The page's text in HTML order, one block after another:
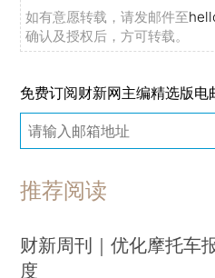
网络销售食品，5月20日起
青岛市城阳区通报“排水沟
山西宁武通报“明长城遭煤
前4个月全国财政收入巩固
中美联合侦破一起跨国犯罪
如有意愿转载，请发邮件至
确认及授权后，方可转载。
免费订阅财新网主编精选版电
推荐阅读
财新周刊｜优化摩托车
度